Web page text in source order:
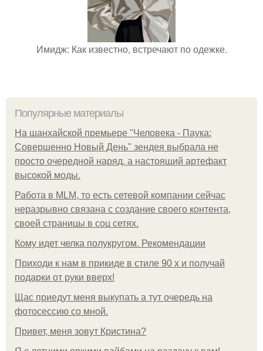
Имидж: Как известно, встречают по одежке.
Популярные материалы
На шанхайской премьере "Человека - Паука:
Совершенно Новый День" зендея выбрала не
просто очередной наряд, а настоящий артефакт
высокой моды.
Работа в MLM, то есть сетевой компании сейчас
неразрывно связана с создание своего контента,
своей страницы в соц сетях.
Кому идет челка полукругом. Рекомендации
Приходи к нам в прикиде в стиле 90 х и получай
подарки от руки вверх!
Щас приедут меня выкупать а тут очередь на
фотосессию со мной.
Привет, меня зовут Кристина?